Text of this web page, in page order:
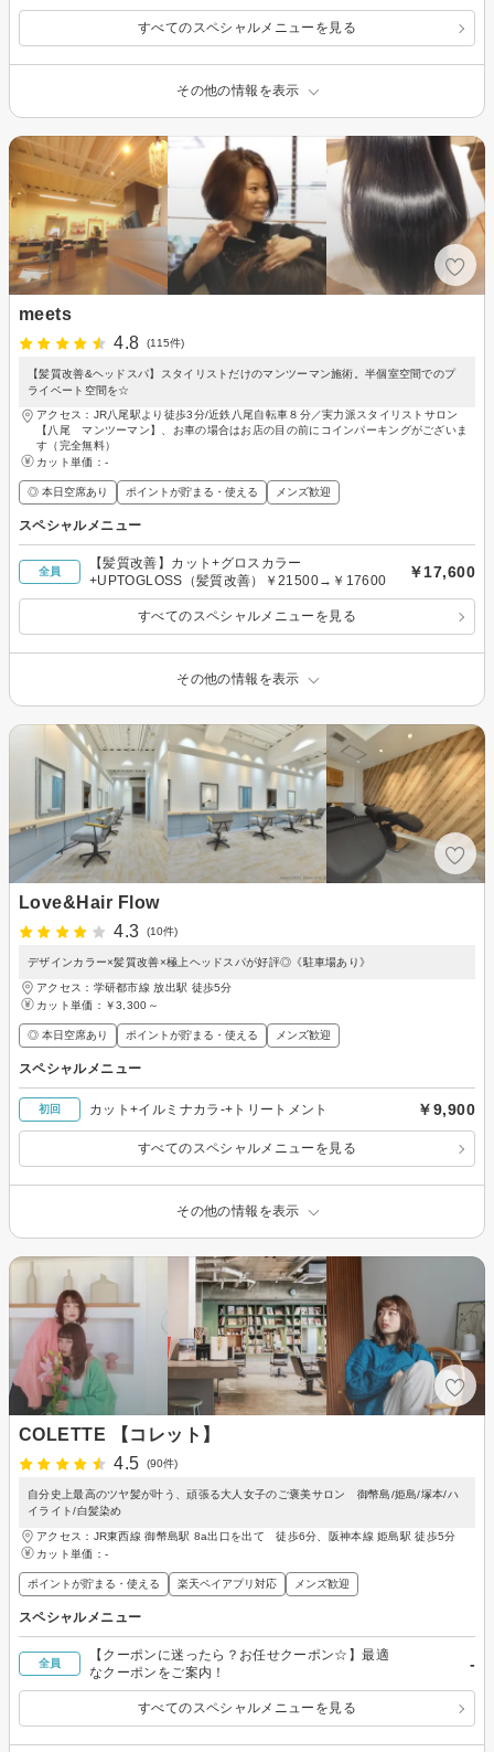
すべてのスペシャルメニューを見る
その他の情報を表示
meets
4.8
(115件)
【髪質改善&ヘッドスパ】スタイリストだけのマンツーマン施術。半個室空間でのプ
ライベート空間を☆
アクセス：JR八尾駅より徒歩3分/近鉄八尾自転車８分／実力派スタイリストサロン
【八尾 マンツーマン】、お車の場合はお店の目の前にコインパーキングがございま
す（完全無料）
カット単価： -
◎ 本日空席あり ポイントが貯まる・使える メンズ歓迎
スペシャルメニュー
全員
【髪質改善】カット+グロスカラー
+UPTOGLOSS（髪質改善）￥21500→￥17600
￥17,600
すべてのスペシャルメニューを見る
その他の情報を表示
Love&Hair Flow
4.3
(10件)
デザインカラー×髪質改善×極上ヘッドスパが好評◎《駐車場あり》
アクセス：学研都市線 放出駅 徒歩5分
カット単価： ￥3,300～
◎ 本日空席あり ポイントが貯まる・使える メンズ歓迎
スペシャルメニュー
初回 カット+イルミナカラ-+トリートメント ￥9,900
すべてのスペシャルメニューを見る
その他の情報を表示
COLETTE 【コレット】
4.5
(90件)
自分史上最高のツヤ髪が叶う、頑張る大人女子のご褒美サロン 御幣島/姫島/塚本/ハ
イライト/白髪染め
アクセス：JR東西線 御幣島駅 8a出口を出て 徒歩6分、阪神本線 姫島駅 徒歩5分
カット単価： -
ポイントが貯まる・使える 楽天ペイアプリ対応 メンズ歓迎
スペシャルメニュー
全員
【クーポンに迷ったら？お任せクーポン☆】最適
なクーポンをご案内！
-
すべてのスペシャルメニューを見る